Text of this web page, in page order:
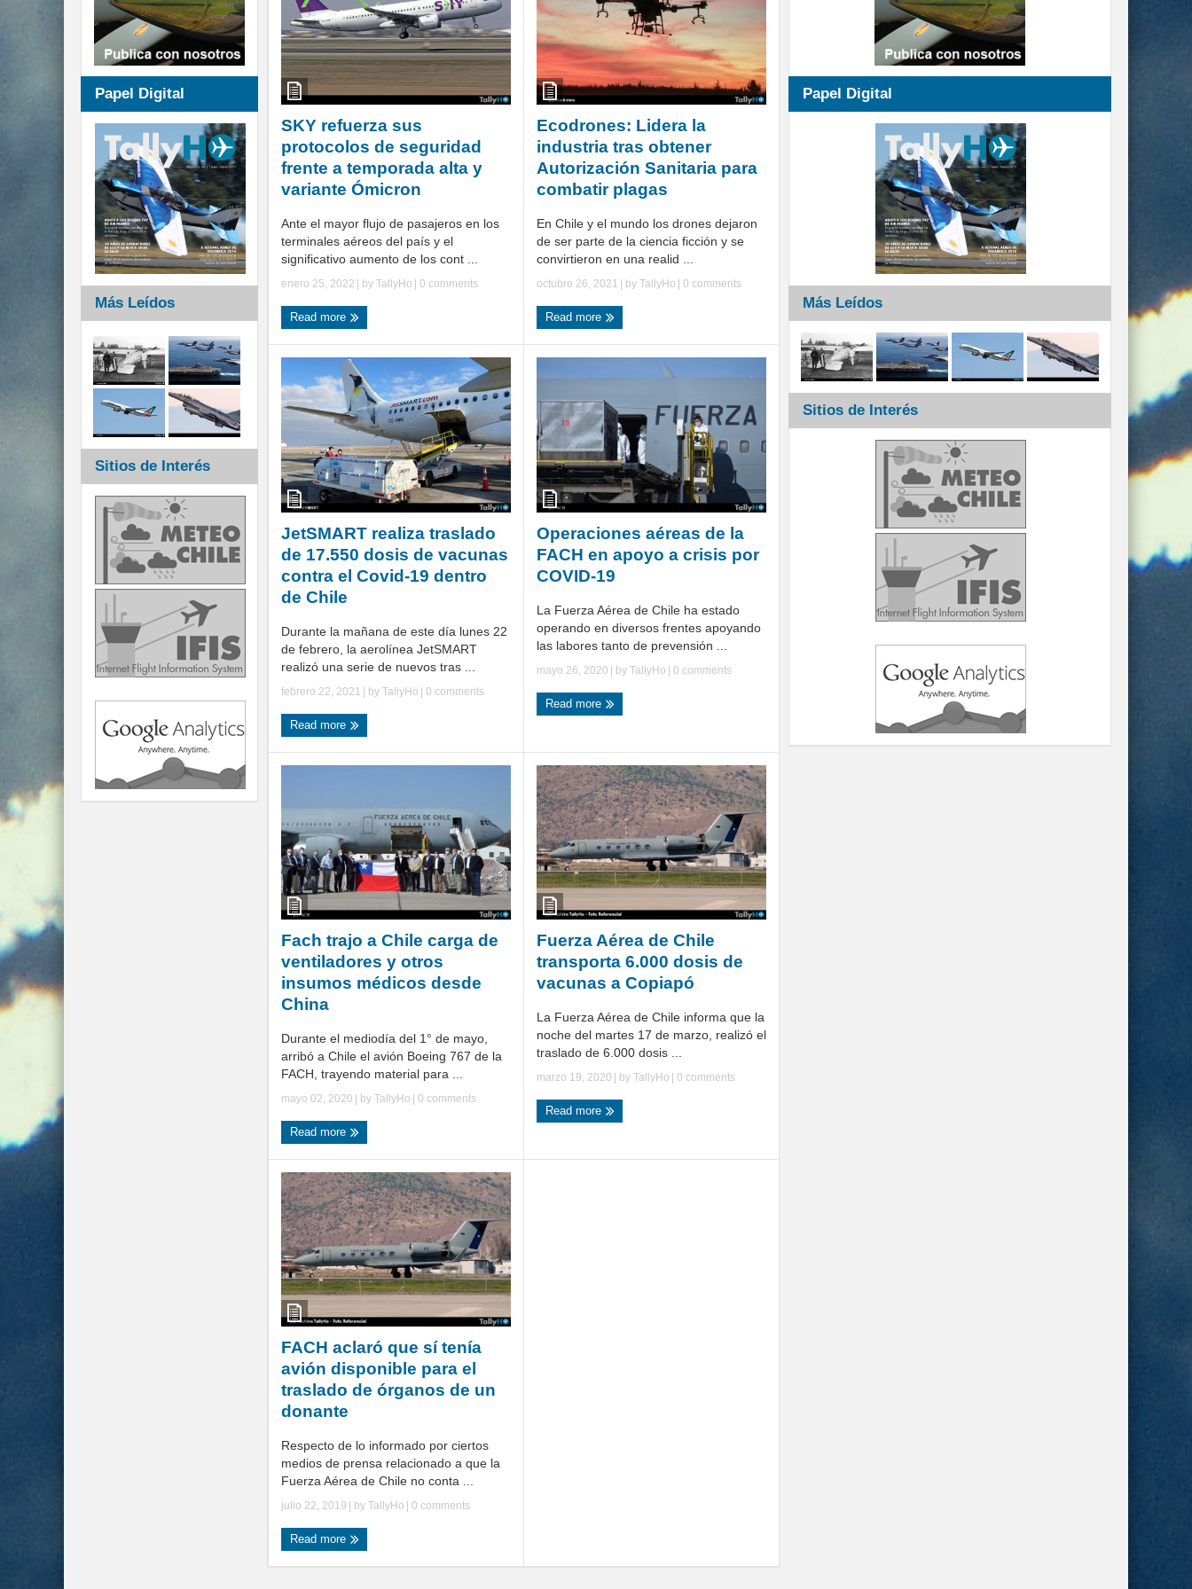
SKY refuerza sus
protocolos de seguridad
frente a temporada alta y
variante Ómicron
Ante el mayor flujo de pasajeros en los
terminales aéreos del país y el
significativo aumento de los cont ...
enero 25, 2022 | by TallyHo 0 comments
Read more
Ecodrones: Lidera la
industria tras obtener
Autorización Sanitaria para
combatir plagas
En Chile y el mundo los drones dejaron
de ser parte de la ciencia ficción y se
convirtieron en una realid ...
octubre 26, 2021 | by TallyHo 0 comments
Read more
JetSMART realiza traslado
de 17.550 dosis de vacunas
contra el Covid-19 dentro
de Chile
Durante la mañana de este día lunes 22
de febrero, la aerolínea JetSMART
realizó una serie de nuevos tras ...
febrero 22, 2021 | by TallyHo | 0 comments
Read more
Operaciones aéreas de la
FACH en apoyo a crisis por
COVID-19
La Fuerza Aérea de Chile ha estado
operando en diversos frentes apoyando
las labores tanto de prevensión ...
mayo 26, 2020 | by TallyHo | 0 comments
Read more
Fach trajo a Chile carga de
ventiladores y otros
insumos médicos desde
China
Durante el mediodía del 1° de mayo,
arribó a Chile el avión Boeing 767 de la
FACH, trayendo material para ...
mayo 02, 2020 | by TallyHo 0 comments
Read more
Fuerza Aérea de Chile
transporta 6.000 dosis de
vacunas a Copiapó
La Fuerza Aérea de Chile informa que la
noche del martes 17 de marzo, realizó el
traslado de 6.000 dosis ...
marzo 19, 2020 | by TallyHo 0 comments
Read more
FACH aclaró que sí tenía
avión disponible para el
traslado de órganos de un
donante
Respecto de lo informado por ciertos
medios de prensa relacionado a que la
Fuerza Aérea de Chile no conta ...
julio 22, 2019 | by TallyHo 0 comments
Read more
Papel Digital
Más Leídos
Sitios de Interés
Papel Digital
Más Leídos
Sitios de Interés